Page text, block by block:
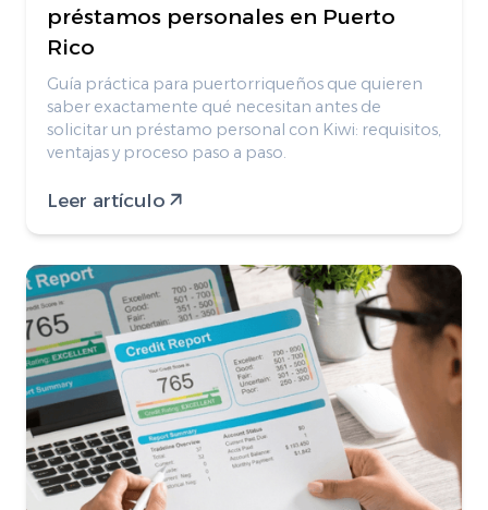
préstamos personales en Puerto
Rico
Guía práctica para puertorriqueños que quieren
saber exactamente qué necesitan antes de
solicitar un préstamo personal con Kiwi: requisitos,
ventajas y proceso paso a paso.
Leer artículo